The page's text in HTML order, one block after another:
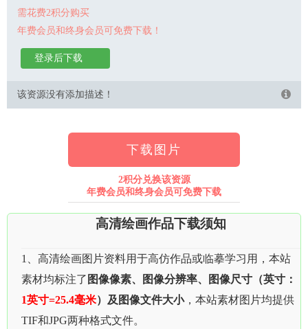
需花费2积分购买
年费会员和终身会员可免费下载！
登录后下载
该资源没有添加描述！
下载图片
2积分兑换该资源
年费会员和终身会员可免费下载
高清绘画作品下载须知
1、高清绘画图片资料用于高仿作品或临摹学习用，本站
素材均标注了 图像像素、图像分辨率、图像尺寸（英寸：
1英寸=25.4毫米）及图像文件大小，本站素材图片均提供
TIF和JPG两种格式文件。